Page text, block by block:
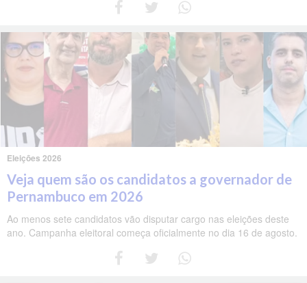
Eleições 2026
Veja quem são os candidatos a governador de
Pernambuco em 2026
Ao menos sete candidatos vão disputar cargo nas eleições deste
ano. Campanha eleitoral começa oficialmente no dia 16 de agosto.